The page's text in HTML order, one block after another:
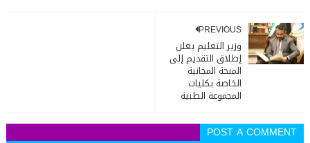
PREVIOUS
وزير التعليم يعلن
إطلاق التقديم إلى
المنحة المجانية
الخاصة بكليات
المجموعة الطبية
POST A COMMENT